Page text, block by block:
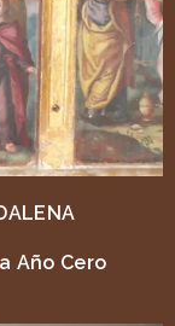
Año Cero